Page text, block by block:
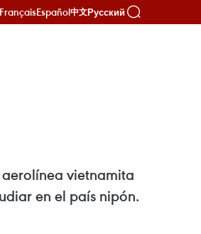
FrançaisEspañol中文Русский
vietnamita
en el país nipón.